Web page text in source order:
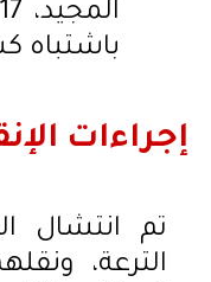
باشتباه
إجراءات
تم انتشال
الترعة،